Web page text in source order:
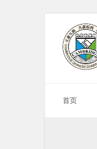
content
首页